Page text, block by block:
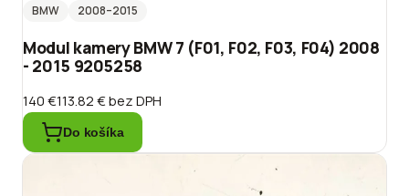
BMW
2008–2015
Modul kamery BMW 7 (F01, F02, F03, F04) 2008
- 2015 9205258
140 €113.82 €bez DPH
Do košíka